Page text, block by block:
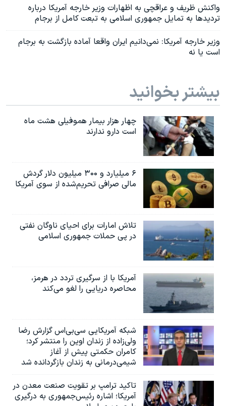
واکنش ظریف و عراقچی به اظهارات وزیر خارجه آمریکا درباره
تردید‌ها به تمایل جمهوری اسلامی به تبعت کامل از برجام
وزیر خارجه آمریکا: نمی‌دانیم ایران واقعا آماده بازگشت به برجام
است یا نه
بیشتر بخوانید
چهار هزار بیمار هموفیلی هشت ماه
است دارو ندارند
۶ میلیارد و ۳۰۰ میلیون دلار گردش
مالی صرافی تحریم‌شده از سوی آمریکا
تلاش امارات برای احیای ناوگان نفتی
در پی حملات جمهوری اسلامی
آمریکا با از سرگیری تردد در هرمز،
محاصره دریایی را لغو می‌کند
شبکه آمریکایی سی‌بی‌‌اس گزارش رضا
ولی‌زاده از زندان اوین را منتشر کرد؛
کامران حکمتی پیش از آغاز
شیمی‌درمانی به زندان بازگردانده شد
تاکید ترامپ بر تقویت صنعت معدن در
آمریکا؛ اشاره رئیس‌جمهوری به درگیری